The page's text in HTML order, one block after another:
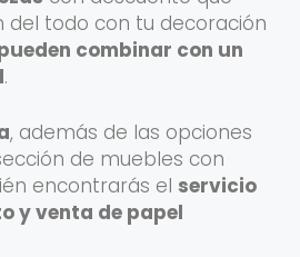
del todo con tu decoración
combinar con un
.
, además de las opciones
de muebles con
encontrarás el servicio
y venta de papel